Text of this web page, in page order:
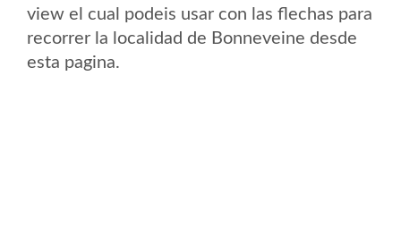
view el cual podeis usar con las flechas para
recorrer la localidad de Bonneveine desde
esta pagina.